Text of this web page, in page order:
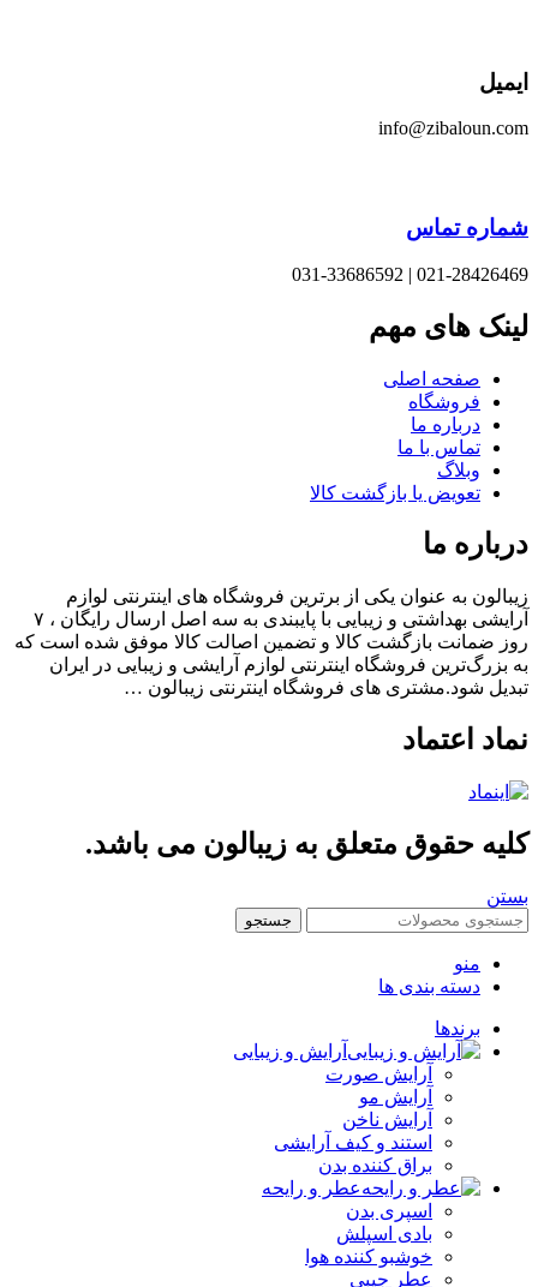
تماس
021-28426469 | 031-
های مهم
صفحه اصلی
فروشگاه
درباره ما
تماس با ما
وبلاگ
تعویض یا بازگشت کالا
ما
به عنوان یکی از برترین فروشگاه های اینترنتی لوازم
آرایشی بهداشتی و زیبایی با پایبندی به سه اصل ارسال رایگان ، ۷
ضمانت بازگشت کالا و تضمین اصالت کالا موفق شده است که
فروشگاه اینترنتی لوازم آرایشی و زیبایی در ایران
شود.مشتری های فروشگاه اینترنتی زیبالون …
اعتماد
حقوق متعلق به زیبالون می باشد.
جستجو
منو
دسته بندی ها
برندها
آرایش و زیبایی
آرایش صورت
آرایش مو
آرایش ناخن
استند و کیف آرایشی
براق کننده بدن
عطر و رایحه
اسپری بدن
بادی اسپلش
خوشبو کننده هوا
عطر جیبی